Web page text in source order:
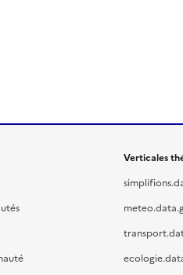
Verticales